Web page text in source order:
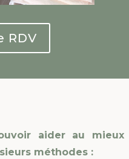
RDV
aider au mieux
méthodes :